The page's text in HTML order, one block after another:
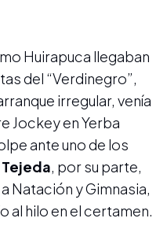
Huirapuca llegaban
del “Verdinegro”,
irregular, venía
Jockey en Yerba
ante uno de los
, por su parte,
Natación y Gimnasia,
al hilo en el certamen.